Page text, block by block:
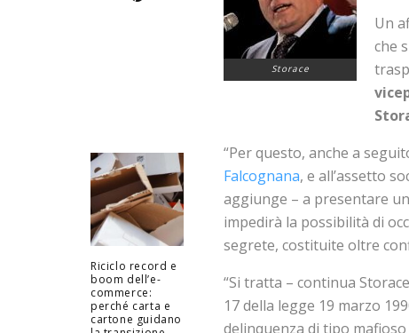
Riciclo record e
boom dell’e-
commerce:
perché carta e
cartone guidano
Storace
Un
che
“Per questo, anche a
Falcognana, e all’assetto
aggiunge – a presentare
impedirà la possibilità di
segrete, costituite oltre
“Si tratta – continua
17 della legge 19 marzo
delinquenza di tipo